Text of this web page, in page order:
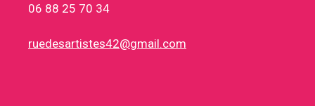
06 88 25 70 34
ruedesartistes42@gmail.com